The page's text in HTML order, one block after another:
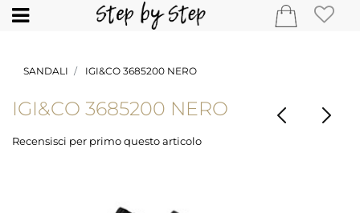
Open
SANDALI IGI&CO 3685200 NERO
IGI&CO 3685200 NERO
Recensisci per primo questo articolo